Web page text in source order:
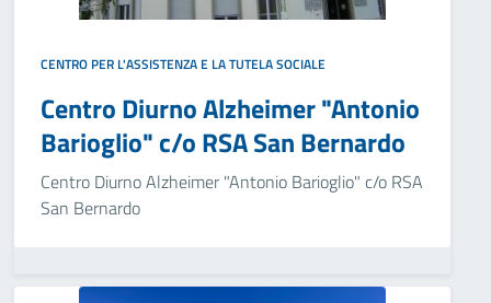
CENTRO PER L'ASSISTENZA E LA TUTELA SOCIALE
Centro Diurno Alzheimer "Antonio
Barioglio" c/o RSA San Bernardo
Centro Diurno Alzheimer "Antonio Barioglio" c/o RSA
San Bernardo